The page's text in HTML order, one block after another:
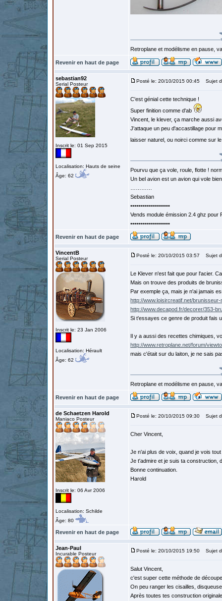
Retroplane et modélisme en pause,
Revenir en haut de page
sebastian92
Serial Posteur
Inscrit le: 01 Sep 2015
Localisation: Hauts de seine
Âge: 62
Posté le: 20/10/2015 00:45 Sujet
C'est génial cette technique !
Super finition comme d'ab
Vincent, le klever, ça marche aussi
J'attaque un peu d'accastillage pour
laisser naturel, ou noirci comme sur
Pourvu que ça vole, roule, flotte !
Un bel avion est un avion qui vole
Sebastian
••••••••••••••••••••
Vends module émission 2.4 ghz
••••••••••••••••••••
Revenir en haut de page
VincentB
Serial Posteur
Inscrit le: 23 Jan 2006
Localisation: Hérault
Âge: 62
Posté le: 20/10/2015 03:57 Sujet
Le Klever n'est fait que pour l'acier.
Mais on trouve des produits de
Par exemple ça, mais je n'ai jamais
http://www.loisircreatif.net/
http://www.decapod.fr/decorer/353-
Si t'essayes ce genre de produit fais
Il y a aussi des recettes chimiques,
http://www.retroplane.net/forum/
mais c'était sur du laiton, je ne sais
Retroplane et modélisme en pause,
Revenir en haut de page
de Schaetzen Harold
Maniaco Posteur
Inscrit le: 06 Avr 2006
Localisation: Schilde
Âge: 80
Posté le: 20/10/2015 09:30 Sujet
Cher Vincent,
Je n'ai plus de voix, quand je vois
Je t'admire et je suis ta construction,
Bonne continuation.
Harold
Revenir en haut de page
Jean-Paul
Incurable Posteur
Posté le: 20/10/2015 19:50 Sujet
Salut Vincent,
c'est super cette méthode de
On peu ranger les cisailles,
Après toutes tes construction